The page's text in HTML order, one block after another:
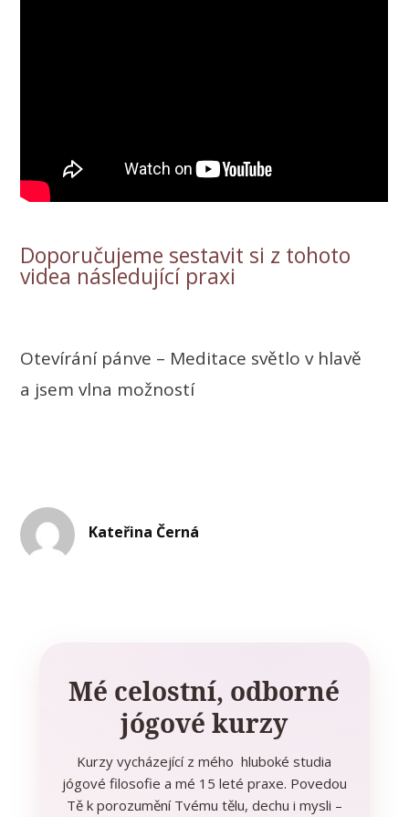
Doporučujeme sestavit si z tohoto
videa následující praxi
Otevírání pánve – Meditace světlo v hlavě
a jsem vlna možností
Kateřina Černá
Mé celostní, odborné
jógové kurzy
Kurzy vycházející z mého hluboké studia
jógové filosofie a mé 15 leté praxe. Povedou
Tě k porozumění Tvému tělu, dechu i mysli –